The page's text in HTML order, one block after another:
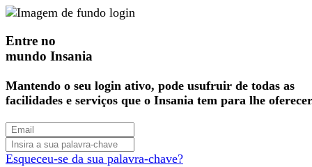
Entre no
mundo Insania
Mantendo o seu login ativo, pode usufruir de todas as
facilidades e serviços que o Insania tem para lhe
Esqueceu-se da sua palavra-chave?